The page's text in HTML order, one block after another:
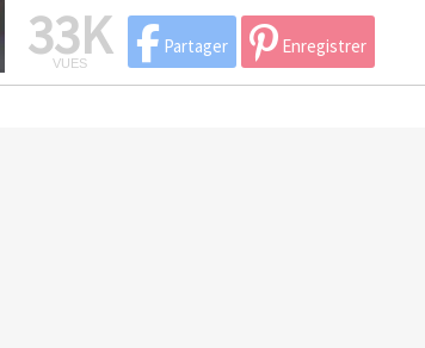
33K
VUES
Partager Enregistrer